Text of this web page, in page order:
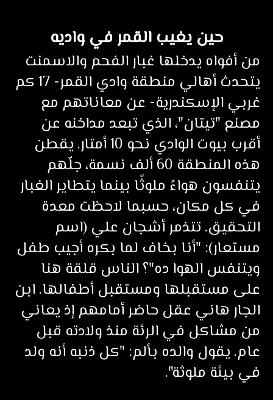
حين يغيب القمر في واديه
من أفواه يدخلها غبار الفحم والاسمنت
يتحدث أهالي منطقة وادي القمر- 17 كم
غربي الإسكندرية- عن معاناتهم مع
مصنع "تيتان"، الذي تبعد مداخنه عن
أقرب بيوت الوادي نحو 10 أمتار. يقطن
هذه المنطقة 60 ألف نسمة، جلّهم
يتنفسون هواءً ملوثًا بينما يتطاير الغبار
في كل مكان، حسبما لاحظت معدة
التحقيق. تتذمر أشجان علي (اسم
مستعار): "أنا بخاف لما بكره أجيب طفل
ويتنفس الهوا ده"؟ الناس قلقة هنا
على مستقبلها ومستقبل أطفالها. ابن
الجار هاني عقل حاضر أمامهم إذ يعاني
من مشاكل في الرئة منذ ولادته قبل
عام. يقول والده بألم: "كل ذنبه أنه ولد
في بيئة ملوثة".